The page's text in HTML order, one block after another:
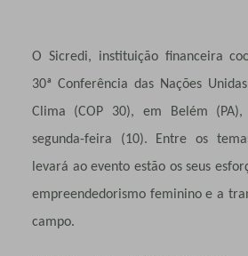
O Sicredi, instituição financeira
30ª Conferência das Nações
Clima (COP 30), em Belém
segunda-feira (10). Entre os
levará ao evento estão os seus
empreendedorismo feminino e a
campo.